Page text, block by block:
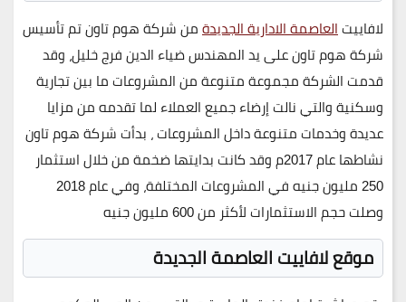
لافاييتالعاصمة الادارية الجديدةمن شركة هوم تاون تم تأسيس
شركة هوم تاون على يد المهندس ضياء الدين فرج خليل، وقد
قدمت الشركة مجموعة متنوعة من المشروعات ما بين تجارية
وسكنية والتي نالت إرضاء جميع العملاء لما تقدمه من مزايا
عديدة وخدمات متنوعة داخل المشروعات ، بدأت شركة هوم تاون
نشاطها عام 2017م وقد كانت بدايتها ضخمة من خلال استثمار
250 مليون جنيه في المشروعات المختلفة، وفي عام 2018
وصلت حجم الاستثمارات لأكثر من 600 مليون جنيه
موقع لافاييت العاصمة الجديدة